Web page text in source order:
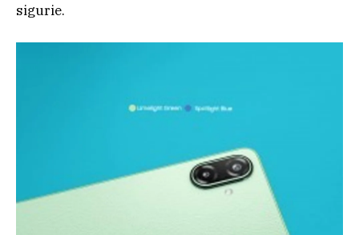
sigurie.